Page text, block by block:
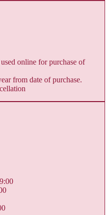
online for purchase of
from date of purchase.